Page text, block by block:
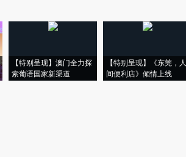
【特别呈现】澳门全力探
索葡语国家新渠道
【特别呈现】《东莞，人
间便利店》倾情上线